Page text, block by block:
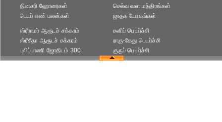
தினசரி ஹோரைகள்
பெயர் எண் பலன்கள்
செல்வ வள மந்திரங்கள்
ஜாதக யோகங்கள்
ஸ்ரீராமர் ஆரூடச் சக்கரம்
ஸ்ரீசீதா ஆரூடச் சக்கரம்
புலிப்பாணி ஜோதிடம் 300
சனிப் பெயர்ச்சி
ராகு-கேது பெயர்ச்சி
குருப் பெயர்ச்சி